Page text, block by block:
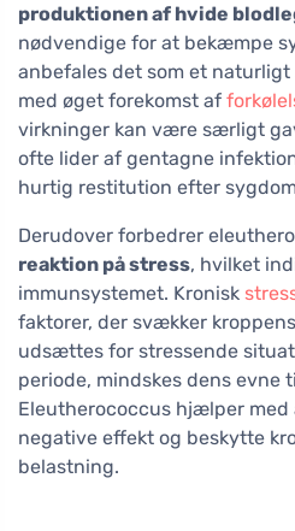
produktionen af hvide
nødvendige for at bekæmpe
anbefales det som et
med øget forekomst af
virkninger kan være særligt
ofte lider af gentagne
hurtig restitution efter
Derudover forbedrer
reaktion på stress, hvilket
immunsystemet. Kronisk
faktorer, der svækker
udsættes for stressende
periode, mindskes dens evne
Eleutherococcus hjælper
negative effekt og beskytte
belastning.